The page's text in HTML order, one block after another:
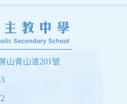
山青山道201號